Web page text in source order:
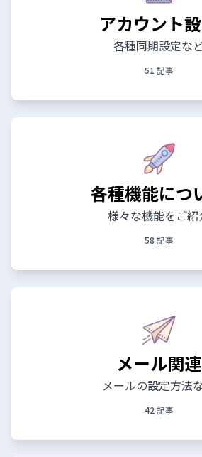
アカウント
各種同期設定な
51 記事
各種機能につ
様々な機能をご紹
58 記事
メール関連
メールの設定方法
42 記事